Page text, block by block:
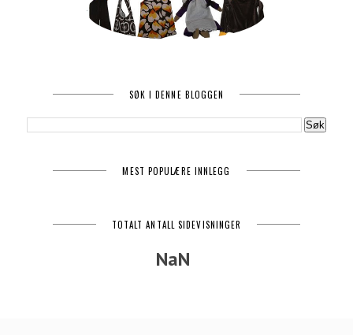
SØK I DENNE BLOGGEN
MEST POPULÆRE INNLEGG
TOTALT ANTALL SIDEVISNINGER
NaN